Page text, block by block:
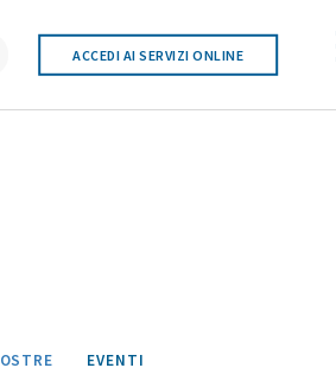
ACCEDI AI SERVIZI ONLINE
EVENTI